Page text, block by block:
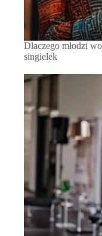
Dlaczego młodzi
singielek